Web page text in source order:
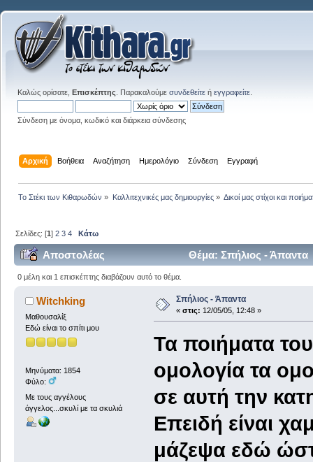
Καλώς ορίσατε, Επισκέπτης . Παρακαλούμε συνδεθείτε ή εγγραφείτε
Σύνδεση με όνομα, κωδικό και διάρκεια σύνδεσης
Αρχική Βοήθεια Αναζήτηση Ημερολόγιο Σύνδεση Εγγραφή
Το Στέκι των Κιθαρωδών » Καλλιτεχνικές μας δημιουργίες» Δικοί μας στίχοι και
Σελίδες: [1]2 3 4 Κάτω
Αποστολέας Θέμα: Σπήλιος - Άπαντα
0 μέλη και 1 επισκέπτης διαβάζουν αυτό το θέμα.
Witchking
Μαθουσαλίξ
Εδώ είναι το σπίτι μου
Μηνύματα: 1854
Φύλο:
Με τους αγγέλους
άγγελος...σκυλί με τα σκυλιά
Σπήλιος - Άπαντα
« στις: 12/05/05, 12:48 »
Τα ποιήματα
ομολογία τα
σε αυτή την
Επειδή είναι
μάζεψα εδώ